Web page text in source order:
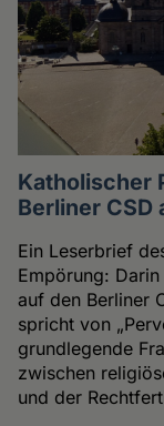
Katholischer
Berliner CSD
Ein Leserbrief
Empörung:
auf den Berliner
spricht von
grundlegende
zwischen
und der